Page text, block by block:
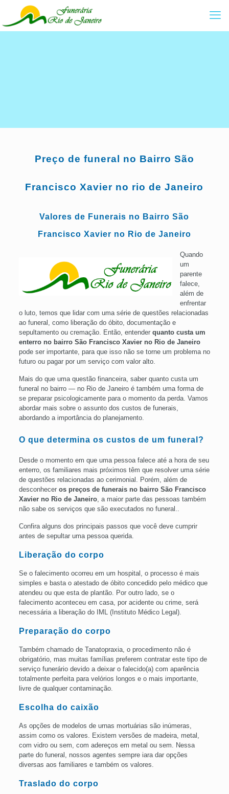
Preço de funeral no Bairro São
Francisco Xavier no rio de Janeiro
Valores de Funerais no Bairro São
Francisco Xavier no Rio de Janeiro
Quando
um
parente
falece,
além de
enfrentar
o luto, temos que lidar com uma série de questões relacionadas
ao funeral, como liberação do óbito, documentação e
sepultamento ou cremação. Então, entender quanto custa um
enterro no bairro São Francisco Xavier no Rio de Janeiro
pode ser importante, para que isso não se torne um problema no
futuro ou pagar por um serviço com valor alto.
Mais do que uma questão financeira, saber quanto custa um
funeral no bairro — no Rio de Janeiro é também uma forma de
se preparar psicologicamente para o momento da perda. Vamos
abordar mais sobre o assunto dos custos de funerais,
abordando a importância do planejamento.
O que determina os custos de um funeral?
Desde o momento em que uma pessoa falece até a hora de seu
enterro, os familiares mais próximos têm que resolver uma série
de questões relacionadas ao cerimonial. Porém, além de
desconhecer os preços de funerais no bairroSão Francisco
Xavier no Rio de Janeiro, a maior parte das pessoas também
não sabe os serviços que são executados no funeral..
Confira alguns dos principais passos que você deve cumprir
antes de sepultar uma pessoa querida.
Liberação do corpo
Se o falecimento ocorreu em um hospital, o processo é mais
simples e basta o atestado de óbito concedido pelo médico que
atendeu ou que esta de plantão. Por outro lado, se o
falecimento aconteceu em casa, por acidente ou crime, será
necessária a liberação do IML (Instituto Médico Legal).
Preparação do corpo
Também chamado de Tanatopraxia, o procedimento não é
obrigatório, mas muitas famílias preferem contratar este tipo de
serviço funerário devido a deixar o falecido(a) com aparência
totalmente perfeita para velórios longos e o mais importante,
livre de qualquer contaminação.
Escolha do caixão
As opções de modelos de urnas mortuárias são inúmeras,
assim como os valores. Existem versões de madeira, metal,
com vidro ou sem, com adereços em metal ou sem. Nessa
parte do funeral, nossos agentes sempre iara dar opções
diversas aos familiares e também os valores.
Traslado do corpo